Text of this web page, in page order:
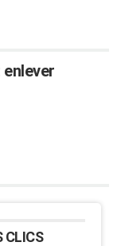
CLICS